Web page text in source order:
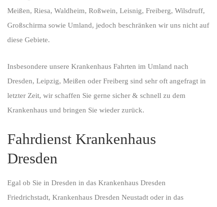
Meißen, Riesa, Waldheim, Roßwein, Leisnig, Freiberg, Wilsdruff,
Großschirma sowie Umland, jedoch beschränken wir uns nicht auf
diese Gebiete.
Insbesondere unsere Krankenhaus Fahrten im Umland nach
Dresden, Leipzig, Meißen oder Freiberg sind sehr oft angefragt in
letzter Zeit, wir schaffen Sie gerne sicher & schnell zu dem
Krankenhaus und bringen Sie wieder zurück.
Fahrdienst Krankenhaus
Dresden
Egal ob Sie in Dresden in das Krankenhaus Dresden
Friedrichstadt, Krankenhaus Dresden Neustadt oder in das